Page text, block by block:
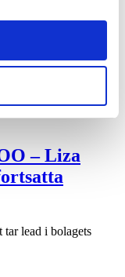
och Nynäshamns
och search. Avtalet
– Liza
lead i bolagets